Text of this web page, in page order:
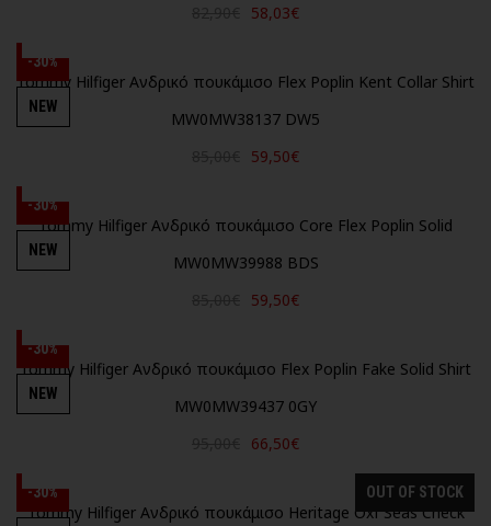
58,03€
-30%
NEW
Tommy Hilfiger Ανδρικό πουκάμισο Flex Poplin Kent Collar Shirt
MW0MW38137 DW5
59,50€
-30%
NEW
Tommy Hilfiger Ανδρικό πουκάμισο Core Flex Poplin Solid
MW0MW39988 BDS
59,50€
-30%
NEW
Tommy Hilfiger Ανδρικό πουκάμισο Flex Poplin Fake Solid Shirt
MW0MW39437 0GY
66,50€
-30% OUT OF STOCK
Tommy Hilfiger Ανδρικό πουκάμισο Heritage Oxf Seas Check